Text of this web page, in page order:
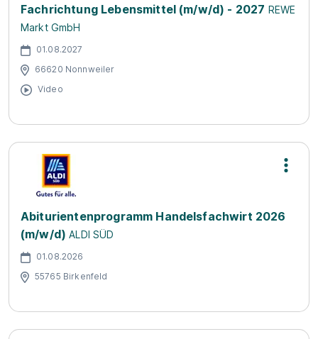
Fachrichtung Lebensmittel (m/w/d) - 2027 REWE
Markt GmbH
01.08.2027
66620 Nonnweiler
Video
Abiturientenprogramm Handelsfachwirt 2026
(m/w/d) ALDI SÜD
01.08.2026
55765 Birkenfeld